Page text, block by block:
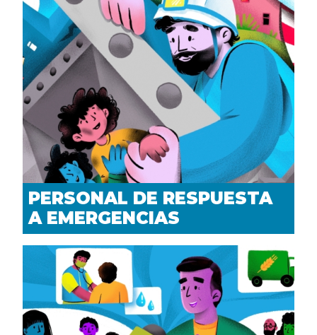
PERSONAL DE RESPUESTA
A EMERGENCIAS